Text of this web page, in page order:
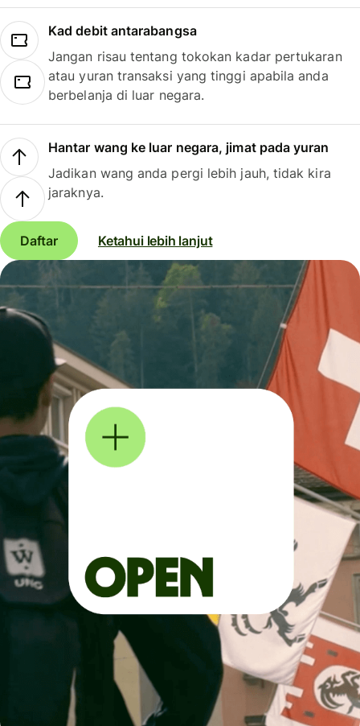
Kad debit antarabangsa
Jangan risau tentang tokokan kadar pertukaran
atau yuran transaksi yang tinggi apabila anda
berbelanja di luar negara.
Hantar wang ke luar negara, jimat pada yuran
Jadikan wang anda pergi lebih jauh, tidak kira
jaraknya.
Daftar Ketahui lebih lanjut